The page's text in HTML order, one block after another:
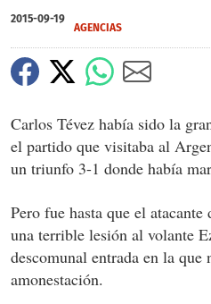
2015-09-19
AGENCIAS
Carlos Tévez había sido la
el partido que visitaba al
un triunfo 3-1 donde había
Pero fue hasta que el
una terrible lesión al volante
descomunal entrada en la
amonestación.